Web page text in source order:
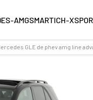
AMGSMARTICH-X